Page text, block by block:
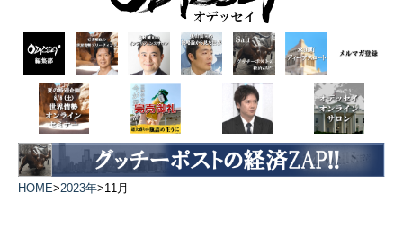
HOME>2023年>11月